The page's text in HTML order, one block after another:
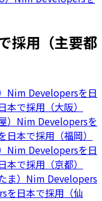
採用（主要都
Nim Developersを日
で採用（大阪）
Nim Developersを
本で採用（福岡）
Nim Developersを日
で採用（京都）
） Nim Developers
を日本で採用（仙